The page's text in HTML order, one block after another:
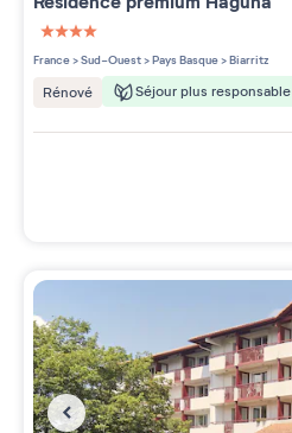
4 étoiles sur 5
France>Sud-Ouest>Pays Basque>Biarritz
Rénové Séjour plus responsable